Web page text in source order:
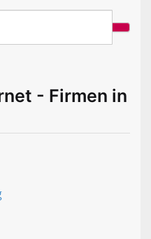
- Firmen in